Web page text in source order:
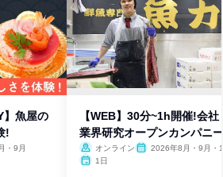
】魚屋の
!
・9月
【WEB】30分~1h開催!会社
業界研究オープンカンパニー
オンライン
2026年8月・9月・
1日